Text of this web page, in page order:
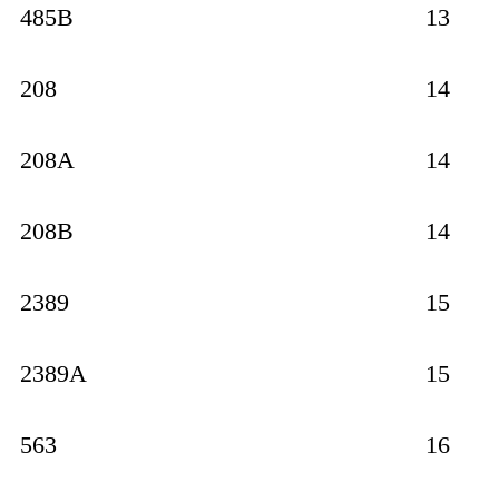
485B 13
208 14
208A 14
208B 14
2389 15
2389A 15
563 16